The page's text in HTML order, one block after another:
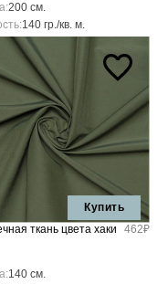
200 см.
140 гр./кв. м.
Купить
ткань цвета хаки
462₽
140 см.